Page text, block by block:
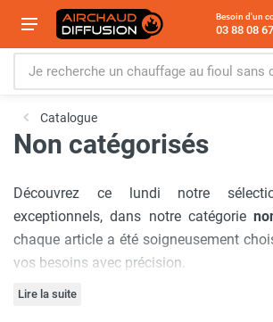
Besoin d'un
03 88 08
Catalogue
Non catégorisés
Découvrez ce lundi notre
exceptionnels, dans notre catégorie
chaque article a été soigneusement
vos besoins avec précision.
Lire la suite